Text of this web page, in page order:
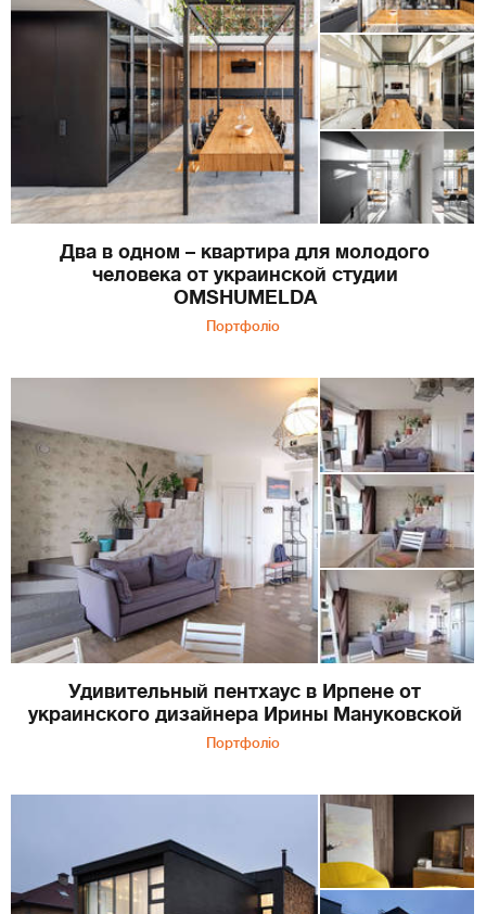
Два в одном – квартира для молодого
человека от украинской студии
OMSHUMELDA
Портфоліо
Удивительный пентхаус в Ирпене от
украинского дизайнера Ирины Мануковской
Портфоліо